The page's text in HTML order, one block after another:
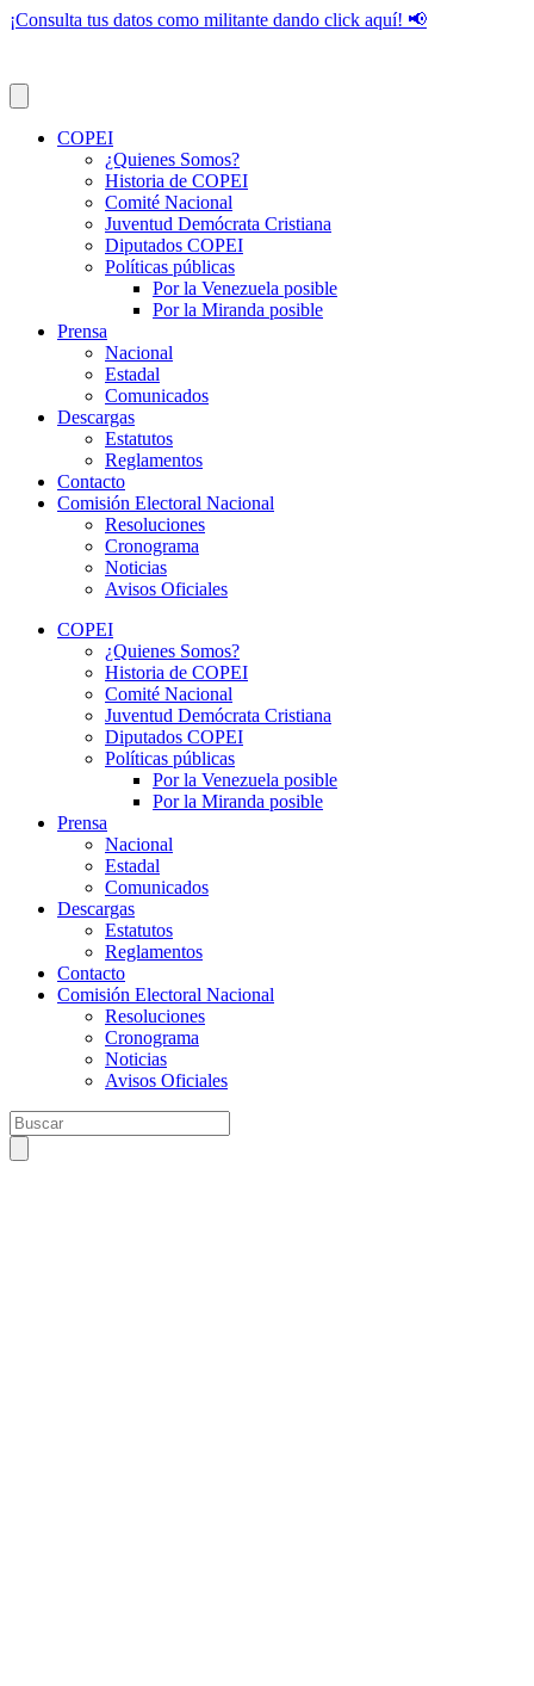
¡Consulta tus datos como militante dando click aquí! 📢
COPEI
¿Quienes Somos?
Historia de COPEI
Comité Nacional
Juventud Demócrata Cristiana
Diputados COPEI
Políticas públicas
Por la Venezuela posible
Por la Miranda posible
Prensa
Nacional
Estadal
Comunicados
Descargas
Estatutos
Reglamentos
Contacto
Comisión Electoral Nacional
Resoluciones
Cronograma
Noticias
Avisos Oficiales
COPEI
¿Quienes Somos?
Historia de COPEI
Comité Nacional
Juventud Demócrata Cristiana
Diputados COPEI
Políticas públicas
Por la Venezuela posible
Por la Miranda posible
Prensa
Nacional
Estadal
Comunicados
Descargas
Estatutos
Reglamentos
Contacto
Comisión Electoral Nacional
Resoluciones
Cronograma
Noticias
Avisos Oficiales